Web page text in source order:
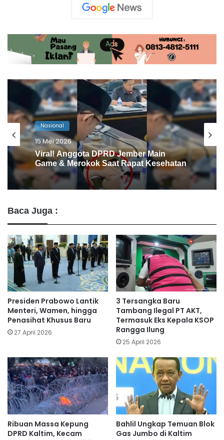
Nasional
14 Mei 2026
Jaksa Agung Pamerkan Tumpukan
Uang Rp10,2 T Hasil Satgas PKH
Baca Juga :
Presiden Prabowo Lantik
Menteri, Wamen, hingga
Penasihat Khusus Baru
27 April 2026
3 Tersangka Baru
Tambang Ilegal PT AKT,
Termasuk Eks Kepala KSOP
Rangga Ilung
25 April 2026
Ribuan Massa Kepung
DPRD Kaltim, Kecam
Bahlil Ungkap Temuan Blok
Gas Jumbo di Kaltim